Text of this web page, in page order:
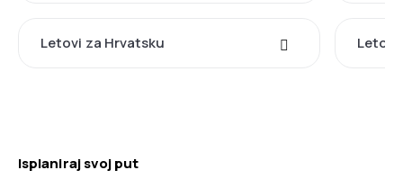
Letovi za Hrvatsku Letovi
Isplaniraj svoj put